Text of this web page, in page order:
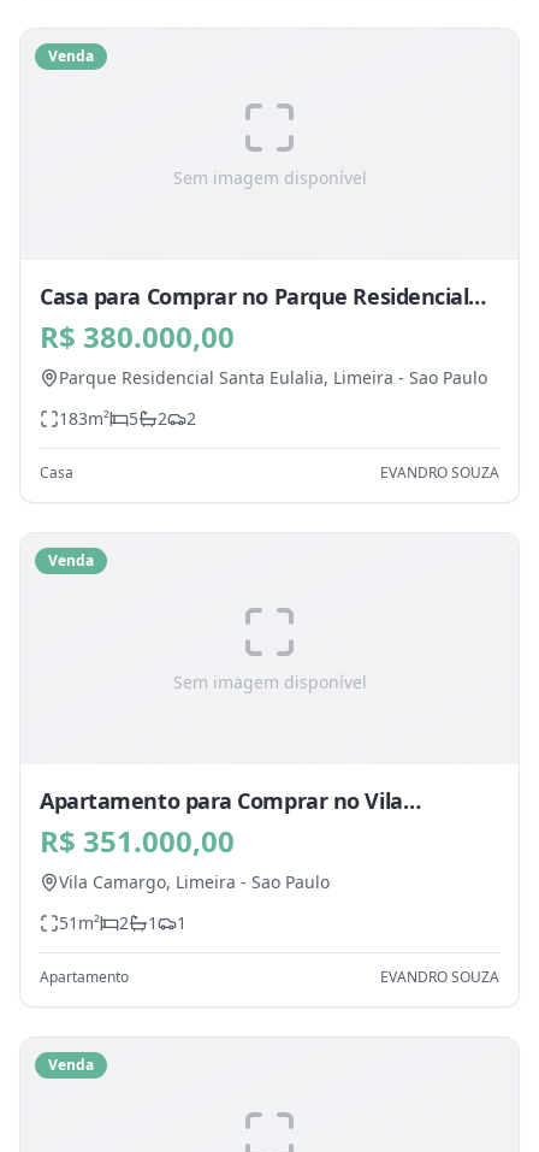
Sem imagem disponível
Venda
Casa para Comprar no Parque Residencial
Santa Eulalia, Limeira - SP
R$ 380.000,00
Parque Residencial Santa Eulalia, Limeira - Sao Paulo
183m² 5 2 2
Casa EVANDRO SOUZA
Sem imagem disponível
Venda
Apartamento para Comprar no Vila
Camargo, Limeira - SP
R$ 351.000,00
Vila Camargo, Limeira - Sao Paulo
51 m² 2 1 1
Apartamento EVANDRO SOUZA
Venda